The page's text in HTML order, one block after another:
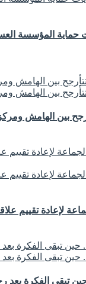
حماية المؤسسة
بين الهامش
لإعادة تقييم
تبقى الفكرة بعد